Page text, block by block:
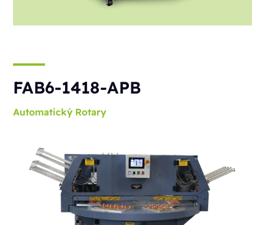
FAB6-1418-APB
Automatický Rotary